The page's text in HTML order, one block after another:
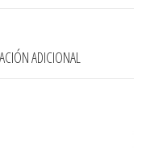
ADICIONAL